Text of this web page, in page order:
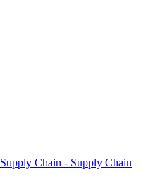
Supply Chain - Supply Chain